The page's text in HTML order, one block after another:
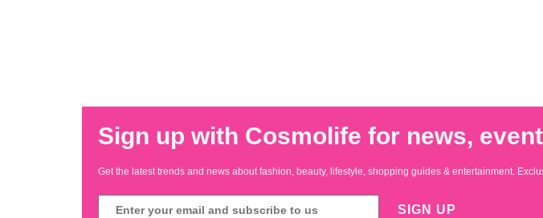
Sign up with Cosmolife for news,
Get the latest trends and news about fashion, beauty, lifestyle, shopping guides & entertainment.
SIGN UP